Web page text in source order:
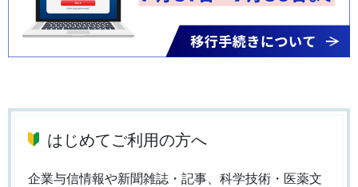
はじめてご利用の方へ
企業与信情報や新聞雑誌・記事、科学技術・医薬文